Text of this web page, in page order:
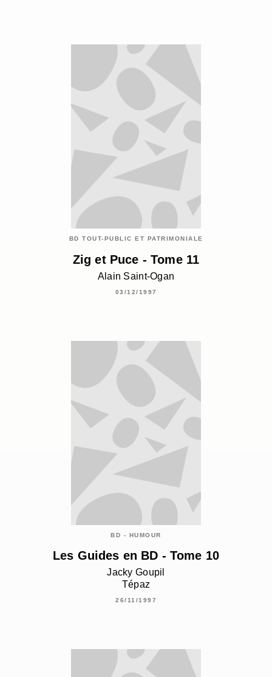
BD TOUT-PUBLIC ET PATRIMONIALE
Zig et Puce - Tome 11
Alain Saint-Ogan
03/12/1997
BD - HUMOUR
Les Guides en BD - Tome 10
Jacky Goupil
Tépaz
26/11/1997